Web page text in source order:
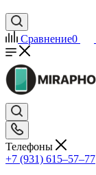
Сравнение0
Телефоны
+7 (931) 615‒57‒77